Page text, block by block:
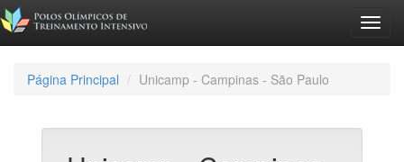
Página Principal Unicamp - Campinas - São Paulo